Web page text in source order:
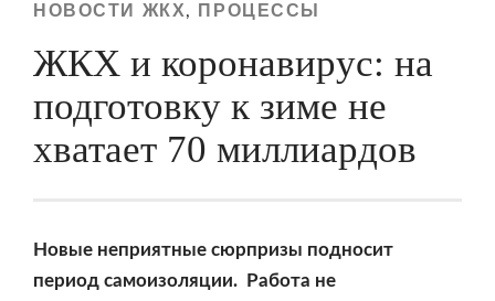
НОВОСТИ ЖКХ, ПРОЦЕССЫ
ЖКХ и коронавирус: на
подготовку к зиме не
хватает 70 миллиардов
Новые неприятные сюрпризы подносит
период самоизоляции. Работа не